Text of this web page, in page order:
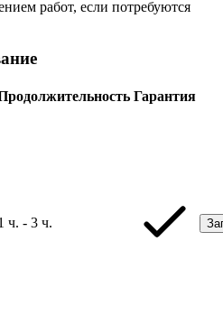
работ, если потребуются
Гарантия
ч. - 3 ч.